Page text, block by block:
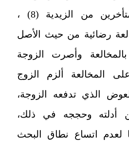
من الأمامية والمتأخرين من الزيدية (8) ،
رضائية من حيث الأصل
وأصرت الزوجة
المخالعة ألزم الزوج
الذي تدفعه الزوجة،
أدلته وحججه في ذلك،
اتساع نطاق البحث